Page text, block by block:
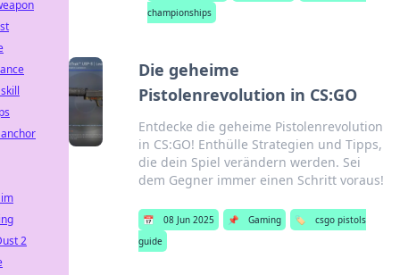
championships
Die geheime
Pistolenrevolution in CS:GO
Entdecke die geheime Pistolenrevolution
in CS:GO! Enthülle Strategien und Tipps,
die dein Spiel verändern werden. Sei
dem Gegner immer einen Schritt voraus!
📅 08 Jun 2025 📌 Gaming 🏷️
csgo pistols
guide
2